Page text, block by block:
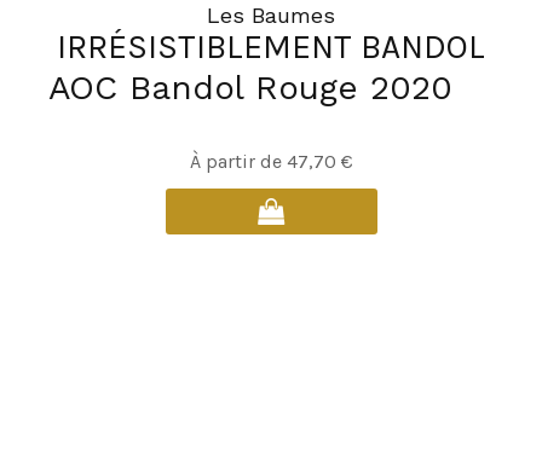
Les Baumes
IRRÉSISTIBLEMENT BANDOL
AOC Bandol Rouge 2020
À partir de 47,70 €